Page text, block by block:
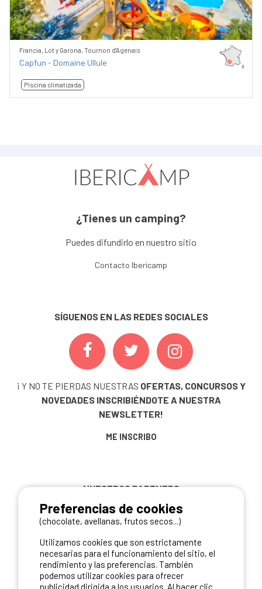
Francia, Lot y Garona, Tournon d'Agenais
Capfun - Domaine Ullule
Piscina climatizada
¿Tienes un camping?
Puedes difundirlo en nuestro sitio
Contacto Ibericamp
SÍGUENOS EN LAS REDES SOCIALES
¡ Y NO TE PIERDAS NUESTRAS OFERTAS, CONCURSOS Y
NOVEDADES INSCRIBIÉNDOTE A NUESTRA
NEWSLETTER!
ME INSCRIBO
NUESTROS PARTNERS
Preferencias de cookies
(chocolate, avellanas, frutos secos...)
Utilizamos cookies que son estrictamente
necesarias para el funcionamiento del sitio, el
rendimiento y las preferencias. También
podemos utilizar cookies para ofrecer
publicidad dirigida a los usuarios. Al hacer clic